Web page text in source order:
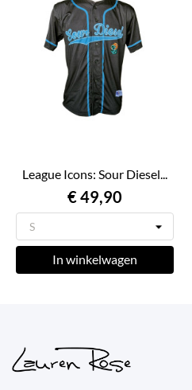
League Icons: Sour Diesel...
€ 49,90
In winkelwagen